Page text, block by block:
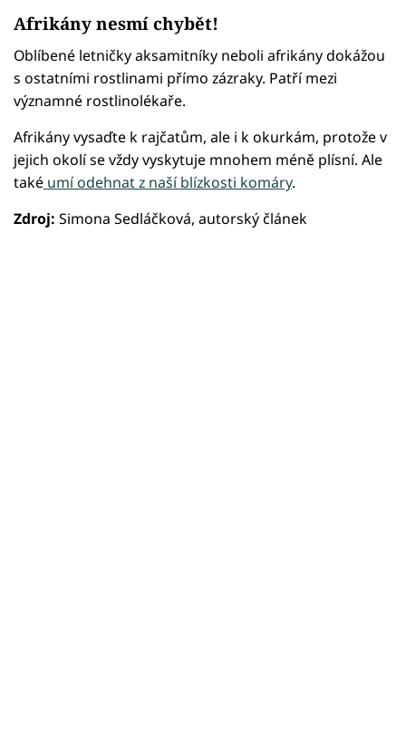
Afrikány nesmí chybět!
Oblíbené letničky aksamitníky neboli afrikány dokážou
s ostatními rostlinami přímo zázraky. Patří mezi
významné rostlinolékaře.
Afrikány vysaďte k rajčatům, ale i k okurkám, protože v
jejich okolí se vždy vyskytuje mnohem méně plísní. Ale
také umí odehnat z naší blízkosti komáry.
Zdroj: Simona Sedláčková, autorský článek